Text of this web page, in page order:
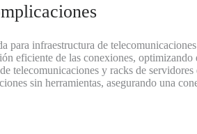
para infraestructura de
eficiente de las conexiones,
telecomunicaciones y racks de servidores
sin herramientas, asegurando una